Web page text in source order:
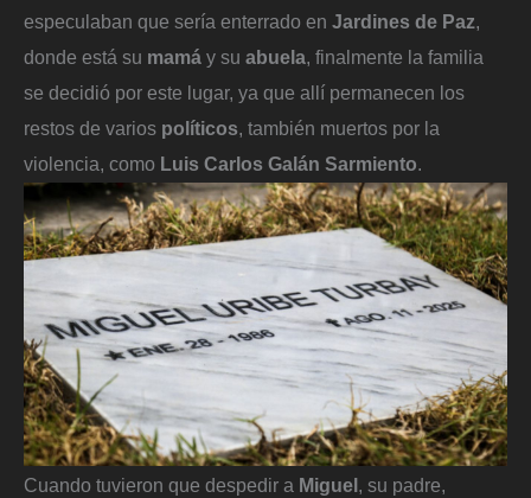
especulaban que sería enterrado en Jardines de Paz
donde está su mamá y su abuela , finalmente la familia
se decidió por este lugar, ya que allí permanecen los
restos de varios políticos , también muertos por la
violencia, como Luis Carlos Galán Sarmiento
Cuando tuvieron que despedir a Miguel , su padre,